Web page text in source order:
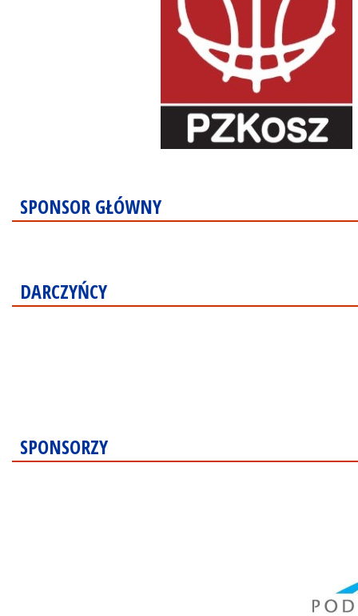
SPONSOR GŁÓWNY
DARCZYŃCY
SPONSORZY